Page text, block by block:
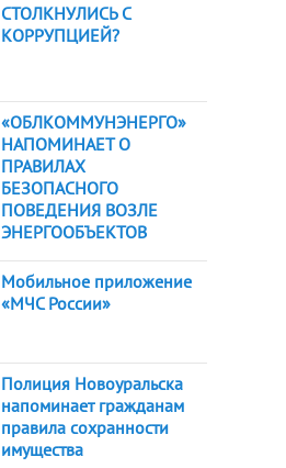
СТОЛКНУЛИСЬ С
КОРРУПЦИЕЙ?
«ОБЛКОММУНЭНЕРГО»
НАПОМИНАЕТ О
ПРАВИЛАХ
БЕЗОПАСНОГО
ПОВЕДЕНИЯ ВОЗЛЕ
ЭНЕРГООБЪЕКТОВ
Мобильное приложение
«МЧС России»
Полиция Новоуральска
напоминает гражданам
правила сохранности
имущества